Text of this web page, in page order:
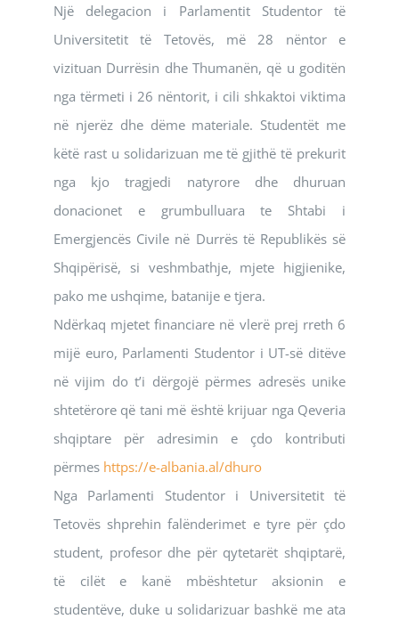
Një delegacion i Parlamentit Studentor të
Universitetit të Tetovës, më 28 nëntor e
vizituan Durrësin dhe Thumanën, që u goditën
nga tërmeti i 26 nëntorit, i cili shkaktoi viktima
në njerëz dhe dëme materiale. Studentët me
këtë rast u solidarizuan me të gjithë të prekurit
nga kjo tragjedi natyrore dhe dhuruan
donacionet e grumbulluara te Shtabi i
Emergjencës Civile në Durrës të Republikës së
Shqipërisë, si veshmbathje, mjete higjienike,
pako me ushqime, batanije e tjera.
Ndërkaq mjetet financiare në vlerë prej rreth 6
mijë euro, Parlamenti Studentor i UT-së ditëve
në vijim do t’i dërgojë përmes adresës unike
shtetërore që tani më është krijuar nga Qeveria
shqiptare për adresimin e çdo kontributi
përmes https://e-albania.al/dhuro
Nga Parlamenti Studentor i Universitetit të
Tetovës shprehin falënderimet e tyre për çdo
student, profesor dhe për qytetarët shqiptarë,
të cilët e kanë mbështetur aksionin e
studentëve, duke u solidarizuar bashkë me ata